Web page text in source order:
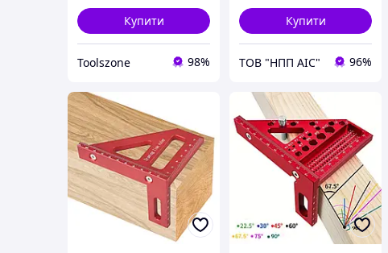
Купити
Toolszone 98%
Купити
ТОВ "НПП АІС" 96%